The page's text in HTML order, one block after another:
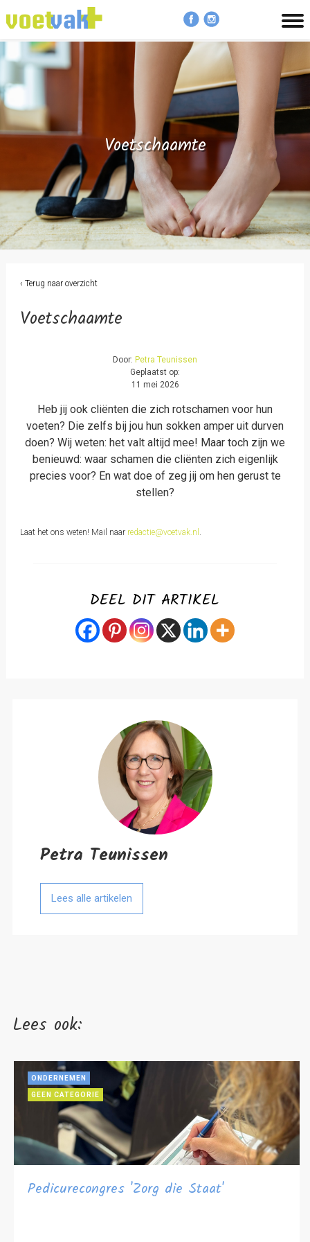
Voetschaamte
‹ Terug naar overzicht
Voetschaamte
Door: Petra Teunissen
Geplaatst op:
11 mei 2026
Heb jij ook cliënten die zich rotschamen voor hun
voeten? Die zelfs bij jou hun sokken amper uit durven
doen? Wij weten: het valt altijd mee! Maar toch zijn we
benieuwd: waar schamen die cliënten zich eigenlijk
precies voor? En wat doe of zeg jij om hen gerust te
stellen?
Laat het ons weten! Mail naarredactie@voetvak.nl .
DEEL DIT ARTIKEL
Petra Teunissen
Lees alle artikelen
Lees ook:
ONDERNEMEN
GEEN CATEGORIE
Pedicurecongres 'Zorg die Staat'